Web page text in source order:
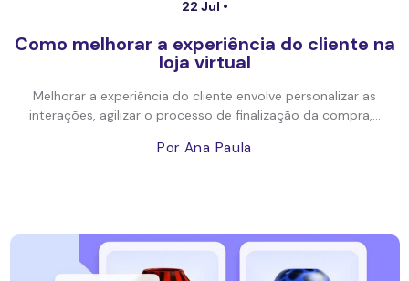
22 Jul •
Como melhorar a experiência do cliente na
loja virtual
Melhorar a experiência do cliente envolve personalizar as
interações, agilizar o processo de finalização da compra,...
Por Ana Paula